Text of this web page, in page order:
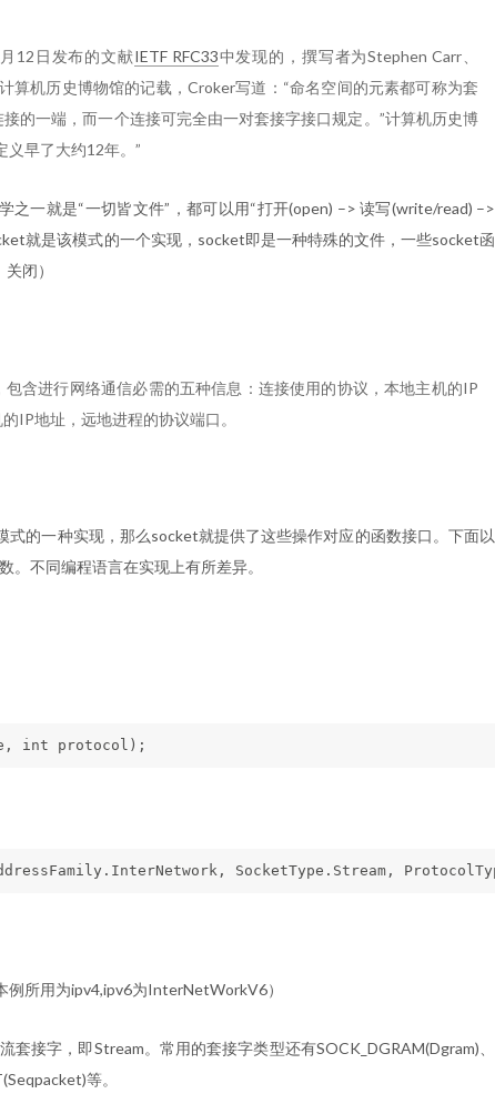
12日发布的文献IETF RFC33中发现的，撰写者为Stephen Carr、
算机历史博物馆的记载，Croker写道：“命名空间的元素都可称为套
的一端，而一个连接可完全由一对套接字接口规定。”计算机历史博
义早了大约12年。”
之一就是“一切皆文件”，都可以用“打开(open) –> 读写(write/read) –>
就是该模式的一个实现，socket即是一种特殊的文件，一些socket函
闭）
含进行网络通信必需的五种信息：连接使用的协议，本地主机的IP
IP地址，远地进程的协议端口。
的一种实现，那么socket就提供了这些操作对应的函数接口。下面以
不同编程语言在实现上有所差异。
所用为ipv4,ipv6为InterNetWorkV6）
接字，即Stream。常用的套接字类型还有SOCK_DGRAM(Dgram)、
等。